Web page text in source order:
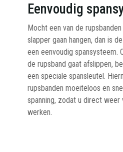
Eenvoudig
Mocht een van de
slapper gaan hangen, dan is
een eenvoudig spansysteem.
de rupsband gaat afslippen,
een speciale spansleutel.
rupsbanden moeiteloos en
spanning, zodat u direct weer
werken.